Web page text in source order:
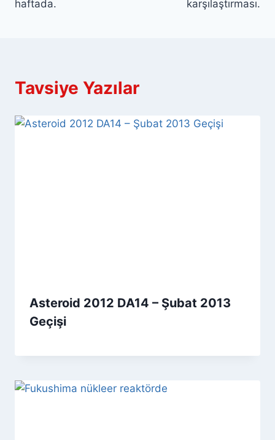
haftada.
karşılaştırması.
Tavsiye Yazılar
Asteroid 2012 DA14 – Şubat 2013
Geçişi